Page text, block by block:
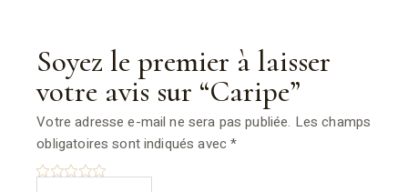
Soyez le premier à laisser
votre avis sur “Caripe”
Votre adresse e-mail ne sera pas publiée. Les champs
obligatoires sont indiqués avec*